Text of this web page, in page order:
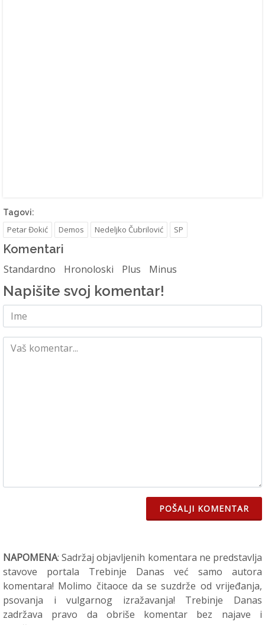
Tagovi:
Petar Đokić Demos Nedeljko Čubrilović SP
Komentari
Standardno Hronoloski Plus Minus
Napišite svoj komentar!
POŠALJI KOMENTAR
NAPOMENA: Sadržaj objavljenih komentara ne predstavlja
stavove portala Trebinje Danas već samo autora
komentara! Molimo čitaoce da se suzdrže od vrijeđanja,
psovanja i vulgarnog izražavanja! Trebinje Danas
zadržava pravo da obriše komentar bez najave i